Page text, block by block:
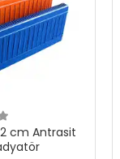
cm Antrasit